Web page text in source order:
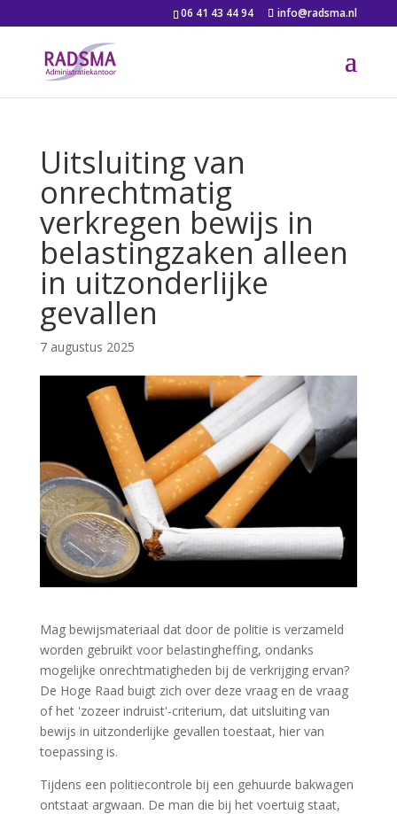
06 41 43 44 94 info@radsma.nl
Uitsluiting van
onrechtmatig
verkregen bewijs in
belastingzaken alleen
in uitzonderlijke
gevallen
7 augustus 2025
Mag bewijsmateriaal dat door de politie is verzameld
worden gebruikt voor belastingheffing, ondanks
mogelijke onrechtmatigheden bij de verkrijging ervan?
De Hoge Raad buigt zich over deze vraag en de vraag
of het 'zozeer indruist'-criterium, dat uitsluiting van
bewijs in uitzonderlijke gevallen toestaat, hier van
toepassing is.
Tijdens een politiecontrole bij een gehuurde bakwagen
ontstaat argwaan. De man die bij het voertuig staat,